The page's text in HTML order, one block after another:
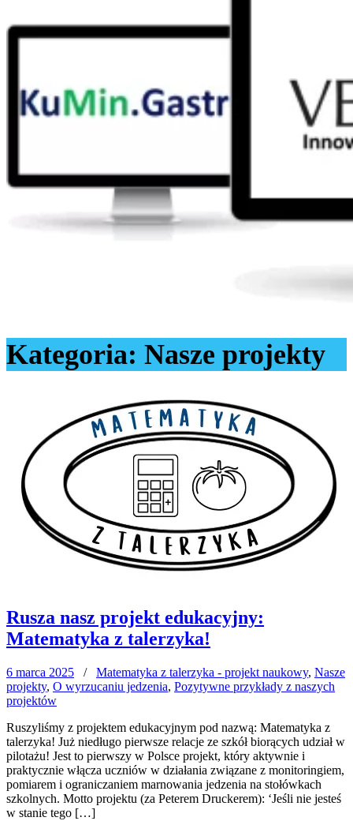
Kategoria: Nasze projekty
Rusza nasz projekt edukacyjny:
Matematyka z talerzyka!
6 marca 2025 / Matematyka z talerzyka - projekt naukowy, Nasze
projekty, O wyrzucaniu jedzenia, Pozytywne przykłady z naszych
projektów
Ruszyliśmy z projektem edukacyjnym pod nazwą: Matematyka z
talerzyka! Już niedługo pierwsze relacje ze szkół biorących udział w
pilotażu! Jest to pierwszy w Polsce projekt, który aktywnie i
praktycznie włącza uczniów w działania związane z monitoringiem,
pomiarem i ograniczaniem marnowania jedzenia na stołówkach
szkolnych. Motto projektu (za Peterem Druckerem): ‘Jeśli nie jesteś
w stanie tego […]